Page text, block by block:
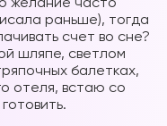
раньше), тогда
счет во сне?
шляпе, светлом
балетках,
отеля, встаю со